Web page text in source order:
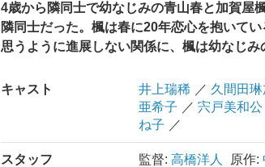
4歳から隣同士で幼なじみの青山春と加賀屋
隣同士だった。楓は春に20年恋心を抱いて
思うように進展しない関係に、楓は幼なじ
キャスト 井上瑞稀 ／ 久間田琳
亜希子 ／ 宍戸美和公
ね子 ／
スタッフ 監督: 高橋洋人 原作: